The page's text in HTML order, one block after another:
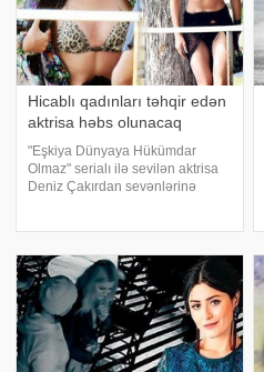
Hicablı qadınları təhqir edən
aktrisa həbs olunacaq
"Eşkiya Dünyaya Hükümdar
Olmaz" serialı ilə sevilən aktrisa
Deniz Çakırdan sevənlərinə
də sonlanmayıb. Hazırda Deni